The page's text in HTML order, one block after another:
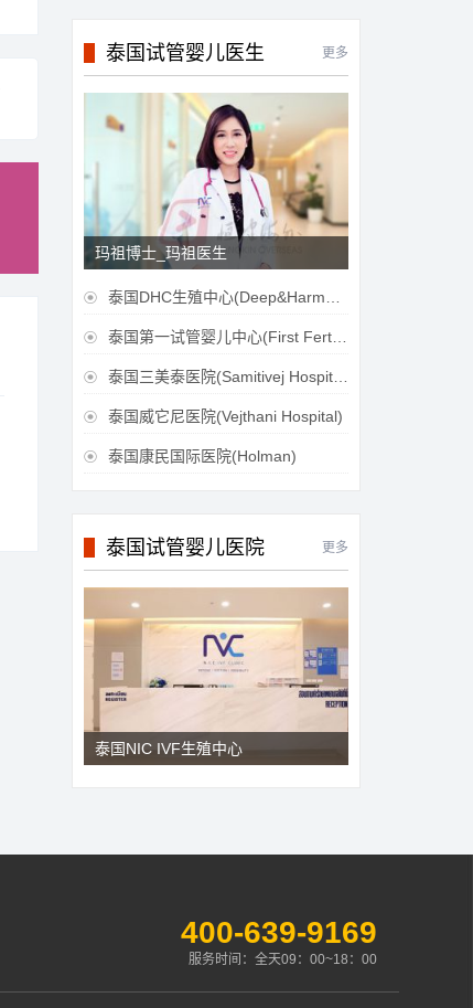
泰国试管婴儿医生 更多
玛祖博士_玛祖医生
 泰国DHC生殖中心(Deep&Harmonicare IVF Center)
 泰国第一试管婴儿中心(First Fertilily PGS Center Limitied)
 泰国三美泰医院(Samitivej Hospital)
 泰国威它尼医院(Vejthani Hospital)
 泰国康民国际医院(Holman)
泰国试管婴儿医院 更多
泰国NIC IVF生殖中心
400-639-9169
服务时间：全天09：00~18：00